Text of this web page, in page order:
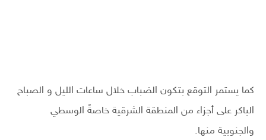
كما يستمر التوقع بتكون الضباب خلال ساعات الليل و الصباح
الباكر على أجزاء من المنطقة الشرقية خاصةً الوسطي
والجنوبية منها.